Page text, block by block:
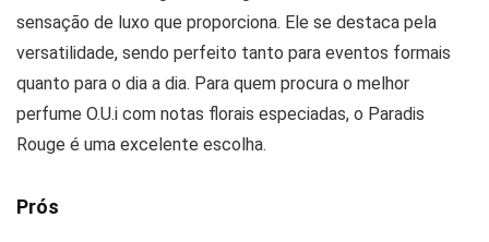
sensação de luxo que proporciona. Ele se destaca pela
versatilidade, sendo perfeito tanto para eventos formais
quanto para o dia a dia. Para quem procura o melhor
perfume O.U.i com notas florais especiadas, o Paradis
Rouge é uma excelente escolha.
Prós